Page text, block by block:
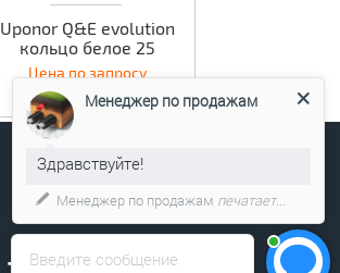
Uponor Q&E evolution
кольцо белое 25
Цена по запросу
+7 (495) 211-17-04
Введите сообщение
Менеджер по продажам
Здравствуйте!
Менеджер по продажам печатает...